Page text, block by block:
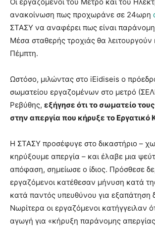
Οι εργαζόμενοι του Μετρό και του
ανακοίνωση πως προχωράνε σε 24ωρη
ΣΤΑΣΥ να αναφέρει πως είναι
Μέσα σταθερής τροχιάς θα λειτουργούν
Πέμπτη.
Ωστόσο, μιλώντας στο iEidiseis ο
σωματείου εργαζομένων στο μετρό
Ρεβύθης, εξήγησε ότι το σωματείο
στην απεργία που κήρυξε το
Η ΣΤΑΣΥ προσέφυγε στο δικαστήριο –
κηρύξουμε απεργία – και έλαβε μια
απόφαση, σημείωσε ο ίδιος. Πρόσθεσε δε,
εργαζόμενοι κατέθεσαν μήνυση κατά
κατά παντός υπευθύνου για εξαπάτηση
Νωρίτερα οι εργαζόμενοι κατήγγειλαν
αγωγή για «κήρυξη παράνομης